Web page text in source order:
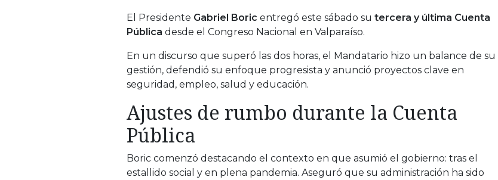
El Presidente Gabriel Boric entregó este sábado su tercera y última Cuenta
Pública desde el Congreso Nacional en Valparaíso.
En un discurso que superó las dos horas, el Mandatario hizo un balance de su
gestión, defendió su enfoque progresista y anunció proyectos clave en
seguridad, empleo, salud y educación.
Ajustes de rumbo durante la Cuenta
Pública
Boric comenzó destacando el contexto en que asumió el gobierno: tras el
estallido social y en plena pandemia. Aseguró que su administración ha sido